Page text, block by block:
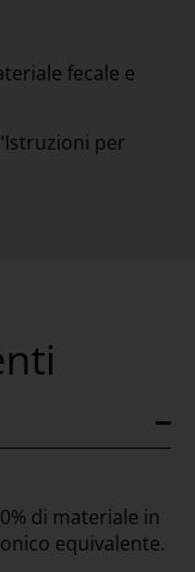
fecale e
per
di materiale in
equivalente.